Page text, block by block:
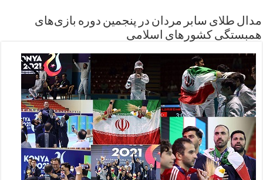
مدال طلای سابر مردان در پنجمین دوره بازی‌های
همبستگی کشورهای اسلامی